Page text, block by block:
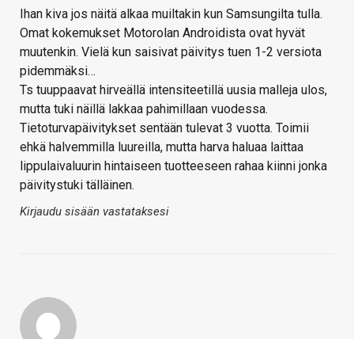
Ihan kiva jos näitä alkaa muiltakin kun Samsungilta tulla.
Omat kokemukset Motorolan Androidista ovat hyvät
muutenkin. Vielä kun saisivat päivitys tuen 1-2 versiota
pidemmäksi…
Ts tuuppaavat hirveällä intensiteetillä uusia malleja ulos,
mutta tuki näillä lakkaa pahimillaan vuodessa.
Tietoturvapäivitykset sentään tulevat 3 vuotta. Toimii
ehkä halvemmilla luureilla, mutta harva haluaa laittaa
lippulaivaluurin hintaiseen tuotteeseen rahaa kiinni jonka
päivitystuki tälläinen.
Kirjaudu sisään vastataksesi